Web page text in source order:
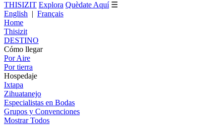
THISIZIT Explora Quèdate Aquí ☰
English | Français
Home
Thisizit
DESTINO
Cómo llegar
Por Aire
Por tierra
Hospedaje
Ixtapa
Zihuatanejo
Especialistas en Bodas
Grupos y Convenciones
Mostrar Todos